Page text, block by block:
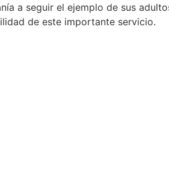
a seguir el ejemplo de sus
de este importante servicio.